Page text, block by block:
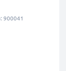
900041